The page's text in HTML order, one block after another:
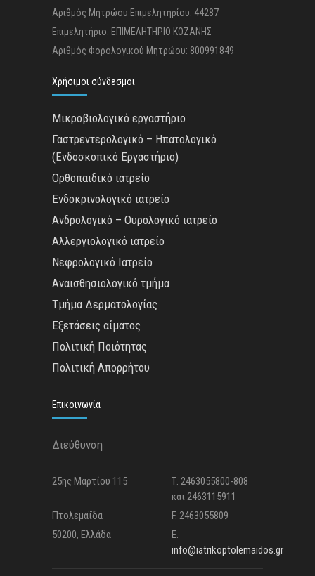
Αριθμός Μητρώου Επιμελητηρίου: 44287
Επιμελητήριο: ΕΠΙΜΕΛΗΤΗΡΙΟ ΚΟΖΑΝΗΣ
Αριθμός Φορολογικού Μητρώου: 800991849
Χρήσιμοι σύνδεσμοι
Μικροβιολογικό εργαστήριο
Γαστρεντερολογικό – Ηπατολογικό
(Ενδοσκοπικό Εργαστήριο)
Ορθοπαιδικό ιατρείο
Ενδοκρινολογικό ιατρείο
Ανδρολογικό – Ουρολογικό ιατρείο
Αλλεργιολογικό ιατρείο
Νεφρολογικό Ιατρείο
Αναισθησιολογικό τμήμα
Τμήμα Δερματολογίας
Εξετάσεις αίματος
Πολιτική Ποιότητας
Πολιτική Απορρήτου
Επικοινωνία
Διεύθυνση
25ης Μαρτίου 115
Τ. 2463055800-808
και 2463115911
Πτολεμαΐδα
F. 2463055809
50200, Ελλάδα
E.
info@iatrikoptolemaidos.gr